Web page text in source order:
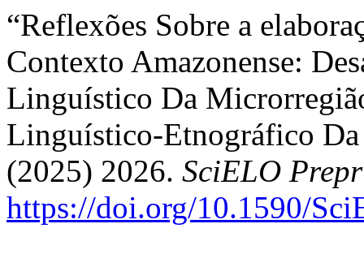
“Reflexões Sobre a
Contexto Amazonense:
Linguístico Da
Linguístico-Etnográfico
(2025) 2026. SciELO
https://doi.org/10.1590/